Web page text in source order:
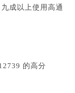
成以上使用高通
的高分